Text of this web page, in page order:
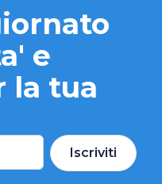
e
la tua
Iscriviti